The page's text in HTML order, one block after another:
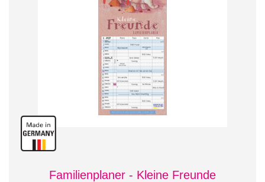
Familienplaner - Kleine Freunde